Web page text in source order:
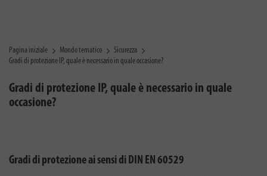
Pagina iniziale Mondo tematico
Sicurezza
Gradi di protezione IP, quale è necessario in quale occasione?
Gradi di protezione IP, quale è necessario in quale
occasione?
Gradi di protezione ai sensi di DIN EN 60529